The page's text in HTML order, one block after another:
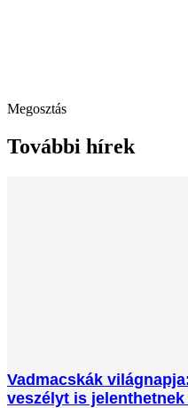
Megosztás
További hírek
Vadmacskák
veszélyt is